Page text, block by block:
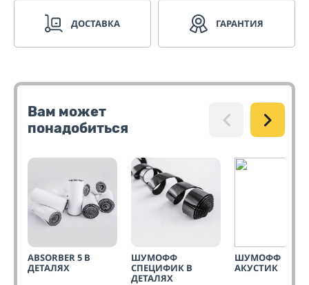
ДОСТАВКА ГАРАНТИЯ
Вам может
понадобиться
ABSORBER 5 В
ДЕТАЛЯХ
ШУМОФФ
СПЕЦИФИК В
ДЕТАЛЯХ
ШУМОФФ
АКУСТИК